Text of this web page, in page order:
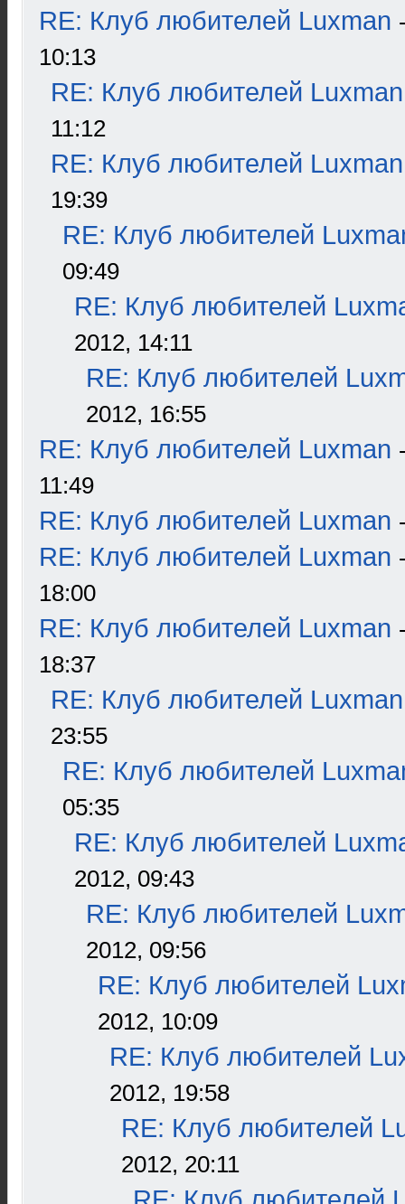
RE: Клуб любителей Luxman
10:13
RE: Клуб любителей Luxman
11:12
RE: Клуб любителей Luxman
19:39
RE: Клуб любителей
09:49
RE: Клуб любителей
2012, 14:11
RE: Клуб любителей
2012, 16:55
RE: Клуб любителей Luxman
11:49
RE: Клуб любителей Luxman
RE: Клуб любителей Luxman
18:00
RE: Клуб любителей Luxman
18:37
RE: Клуб любителей Luxman
23:55
RE: Клуб любителей
05:35
RE: Клуб любителей
2012, 09:43
RE: Клуб любителей
2012, 09:56
RE: Клуб любителей
2012, 10:09
RE: Клуб любителей
2012, 19:58
RE: Клуб любителей
2012, 20:11